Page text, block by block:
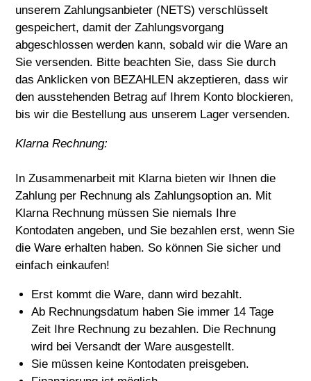
unserem Zahlungsanbieter (NETS) verschlüsselt
gespeichert, damit der Zahlungsvorgang
abgeschlossen werden kann, sobald wir die Ware an
Sie versenden. Bitte beachten Sie, dass Sie durch
das Anklicken von BEZAHLEN akzeptieren, dass wir
den ausstehenden Betrag auf Ihrem Konto blockieren,
bis wir die Bestellung aus unserem Lager versenden.
Klarna Rechnung:
In Zusammenarbeit mit Klarna bieten wir Ihnen die
Zahlung per Rechnung als Zahlungsoption an. Mit
Klarna Rechnung müssen Sie niemals Ihre
Kontodaten angeben, und Sie bezahlen erst, wenn Sie
die Ware erhalten haben. So können Sie sicher und
einfach einkaufen!
Erst kommt die Ware, dann wird bezahlt.
Ab Rechnungsdatum haben Sie immer 14 Tage
Zeit Ihre Rechnung zu bezahlen. Die Rechnung
wird bei Versandt der Ware ausgestellt.
Sie müssen keine Kontodaten preisgeben.